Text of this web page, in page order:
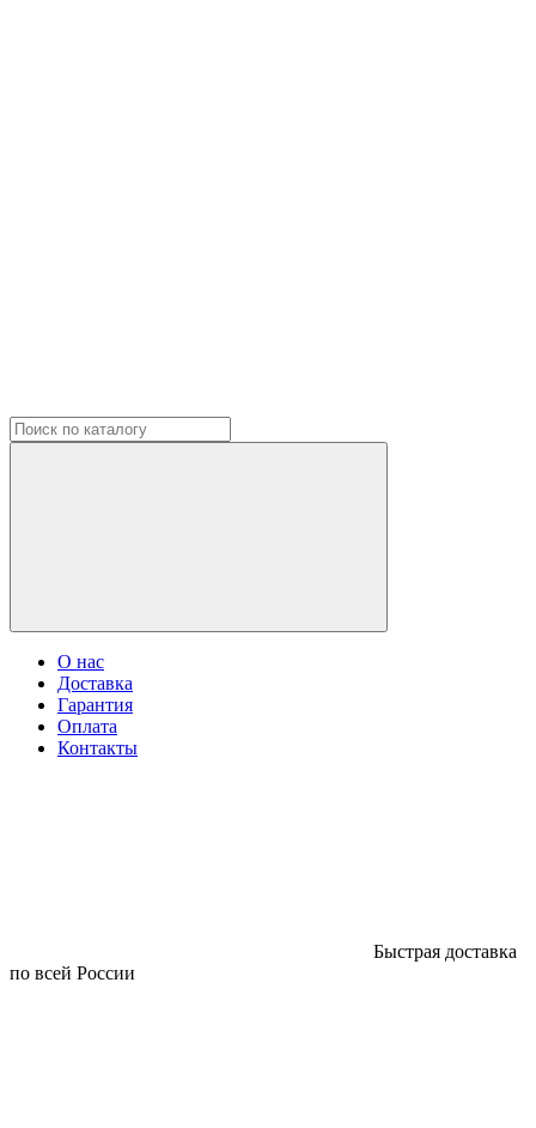
О нас
Доставка
Гарантия
Оплата
Контакты
Быстрая доставка
по всей России